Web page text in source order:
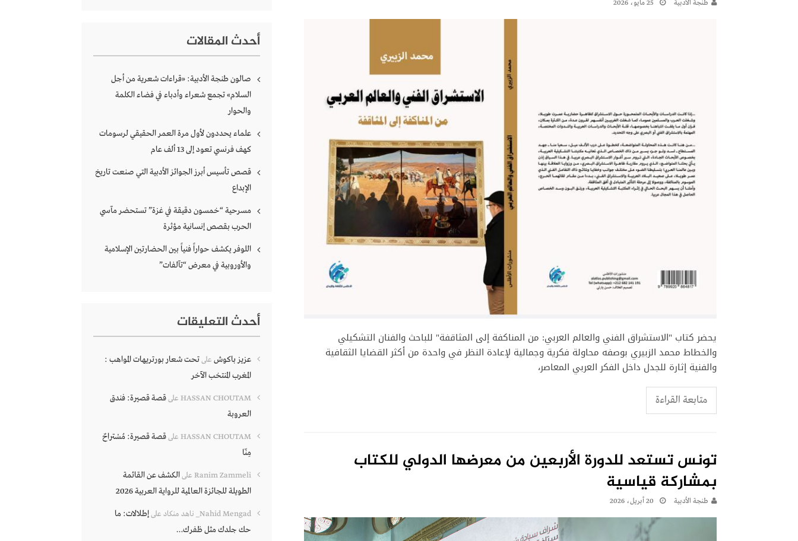
طنجة الأدبية 25 مايو، 2026
يحضر كتاب "الاستشراق الفني والعالم العربي: من المناكفة إلى المثاقفة" للباحث والفنان التشكيلي
والخطاط محمد الزبيري بوصفه محاولة فكرية وجمالية لإعادة النظر في واحدة من أكثر القضايا الثقافية
والفنية إثارة للجدل داخل الفكر العربي المعاصر،
متابعة القراءة
تونس تستعد للدورة الأربعين من معرضها الدولي للكتاب
بمشاركة قياسية
طنجة الأدبية 20 أبريل، 2026
أحدث المقالات
صالون طنجة الأدبية: «قراءات شعرية من أجل
السلام» تجمع شعراء وأدباء في فضاء الكلمة
والحوار
علماء يحددون لأول مرة العمر الحقيقي لرسومات
كهف فرنسي تعود إلى 13 ألف عام
قصص تأسيس أبرز الجوائز الأدبية التي صنعت تاريخ
الإبداع
مسرحية “خمسون دقيقة في غزة” تستحضر مآسي
الحرب بقصص إنسانية مؤثرة
اللوفر يكشف حواراً فنياً بين الحضارتين الإسلامية
والأوروبية في معرض “تآلفات”
أحدث التعليقات
عزيز باكوش علىتحت شعار بورتريهات المواهب :
المغرب المنتخب الآخر
HASSAN CHOUTAM علىقصة قصيرة: فندق
العروبة
HASSAN CHOUTAM علىقصة قصيرة: مُسْتراحٌ
مِنّا
Ranim Zammeli علىالكشف عن القائمة
الطويلة للجائزة العالمية للرواية العربية 2026
Nahid Mengad_ ناهد منكاد علىإطلالات: ما
حك جلدك مثل ظفرك…